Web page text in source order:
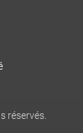
réservés.